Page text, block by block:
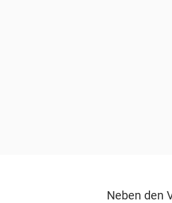
Neben den